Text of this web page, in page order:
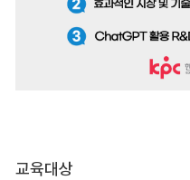
교육대상